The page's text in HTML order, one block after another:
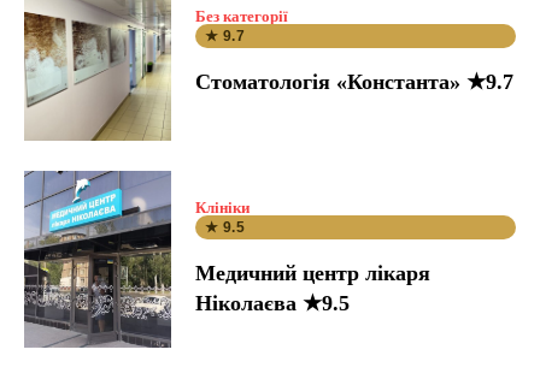
Без категорії
★ 9.7
Стоматологія «Константа» ★9.7
Клініки
★ 9.5
Медичний центр лікаря
Ніколаєва ★9.5